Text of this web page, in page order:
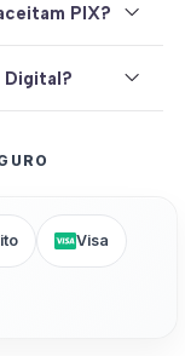
PIX?
Visa